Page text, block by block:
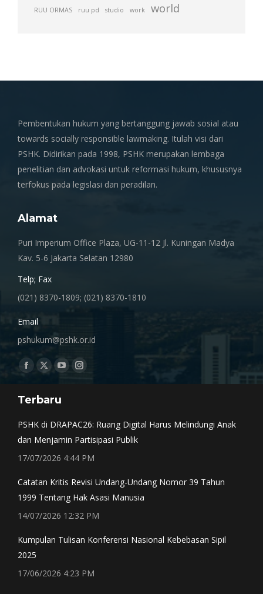
RUU ORMAS ruu pd studio work world
Pembentukan hukum yang bertanggung jawab sosial atau
towards socially responsible lawmaking. Itulah visi dari
PSHK. Didirikan pada 1998, PSHK merupakan lembaga
penelitian dan advokasi untuk reformasi hukum, khususnya
terfokus pada legislasi dan peradilan.
Alamat
Puri Imperium Office Plaza, UG-11-12 Jl. Kuningan Madya
Kav. 5-6 Jakarta Selatan 12980
Telp; Fax
(021) 8370-1809; (021) 8370-1810
Email
pshukum@pshk.or.id
Find us on:
Facebook
opens
window
X
opens
window
YouTube
opens
Instagram
window
Terbaru
PSHK di DRAPAC26: Ruang Digital Harus Melindungi Anak
dan Menjamin Partisipasi Publik
17/07/2026 4:44 PM
Catatan Kritis Revisi Undang-Undang Nomor 39 Tahun
1999 Tentang Hak Asasi Manusia
14/07/2026 12:32 PM
Kumpulan Tulisan Konferensi Nasional Kebebasan Sipil
2025
17/06/2026 4:23 PM